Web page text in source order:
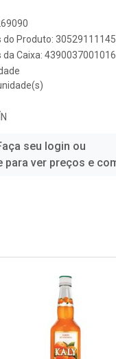
do Produto:
da Caixa: 4390037001016
seu login ou
para ver preços e